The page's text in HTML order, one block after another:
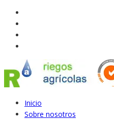
Inicio
Sobre nosotros